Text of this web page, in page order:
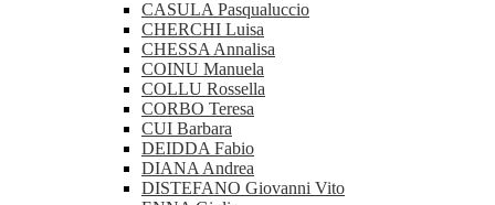
CASULA Pasqualuccio
CHERCHI Luisa
CHESSA Annalisa
COINU Manuela
COLLU Rossella
CORBO Teresa
CUI Barbara
DEIDDA Fabio
DIANA Andrea
DISTEFANO Giovanni Vito